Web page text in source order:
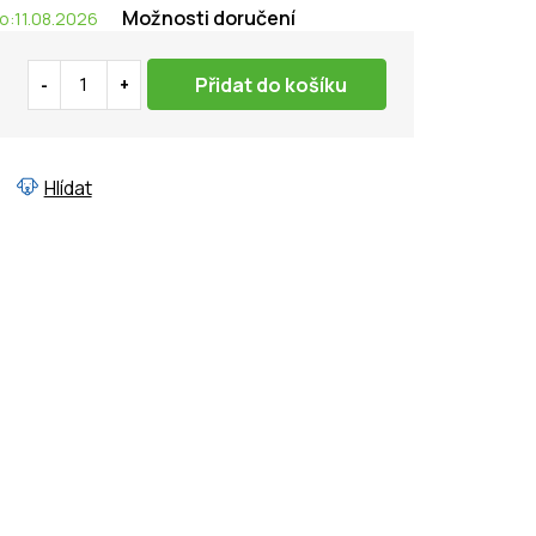
11.08.2026 Možnosti doručení
Přidat do košíku
Hlídat